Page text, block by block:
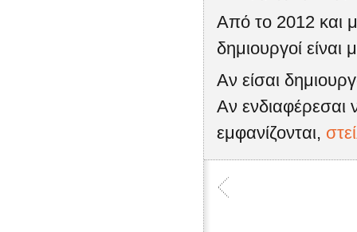
Από το 2012 και
δημιουργοί
Αν είσαι
Αν ενδιαφέρεσαι
εμφανίζονται,